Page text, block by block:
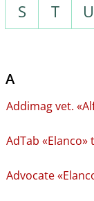
S
T U
A
Addimag vet.
AdTab «Elanco»
Advocate